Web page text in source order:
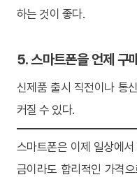
하는 것이 좋다.
5. 스마트폰을 언제 구
신제품 출시 직전이나 통
커질 수 있다.
스마트폰은 이제 일상에
금이라도 합리적인 가격